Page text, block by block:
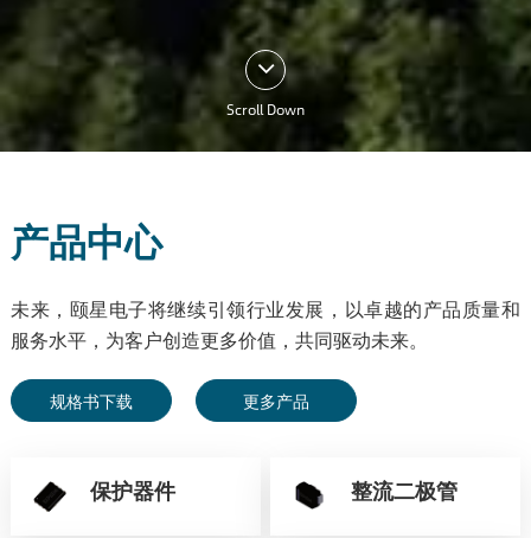
Scroll Down
产品中心
未来，颐星电子将继续引领行业发展，以卓越的产品质量和
服务水平，为客户创造更多价值，共同驱动未来。
规格书下载 更多产品
保护器件 整流二极管